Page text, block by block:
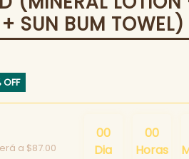
SUN BUM TOWEL)
OFF
a $87.00
00 00